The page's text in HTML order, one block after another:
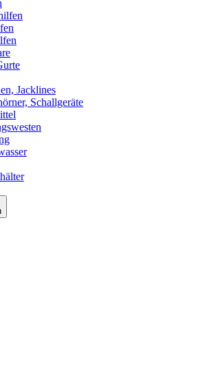
Jacklines
Schallgeräte